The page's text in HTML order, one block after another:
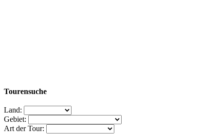
Tourensuche
Land:
Gebiet:
Art der Tour: